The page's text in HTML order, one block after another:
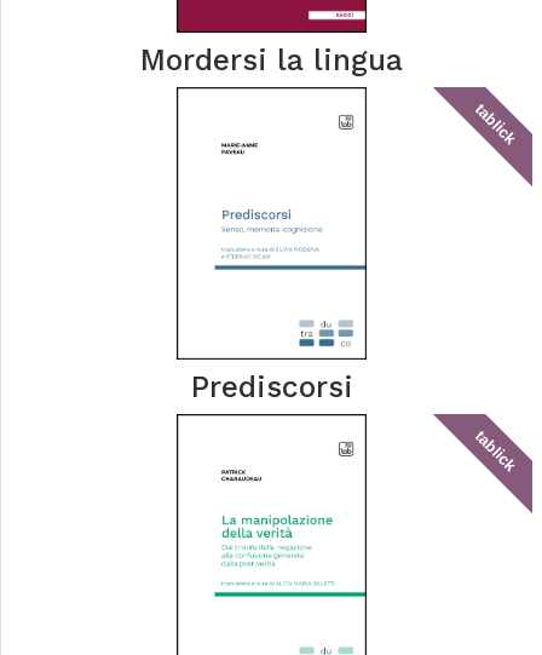
Mordersi la lingua
tablick
Prediscorsi
tablick